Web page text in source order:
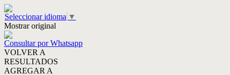
Seleccionar idioma ▼
Mostrar original
Consultar por Whatsapp
VOLVER A
RESULTADOS
AGREGAR A